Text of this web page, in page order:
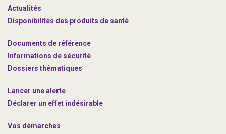
Actualités
Disponibilités des produits de santé
Documents de référence
Informations de sécurité
Dossiers thématiques
Lancer une alerte
Déclarer un effet indésirable
Vos démarches